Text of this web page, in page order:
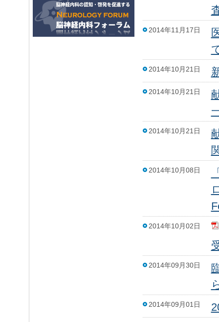
2014年11月17日
2014年10月21日
2014年10月21日
2014年10月21日
2014年10月08日
2014年10月02日
2014年09月30日
2014年09月01日